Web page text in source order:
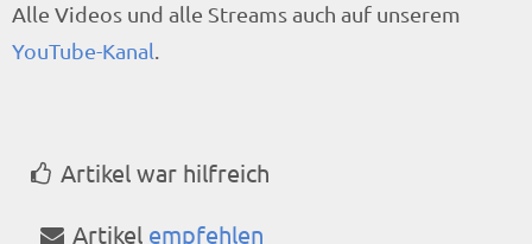
Alle Videos und alle Streams auch auf unserem
YouTube-Kanal.
Artikel war hilfreich
Artikel empfehlen